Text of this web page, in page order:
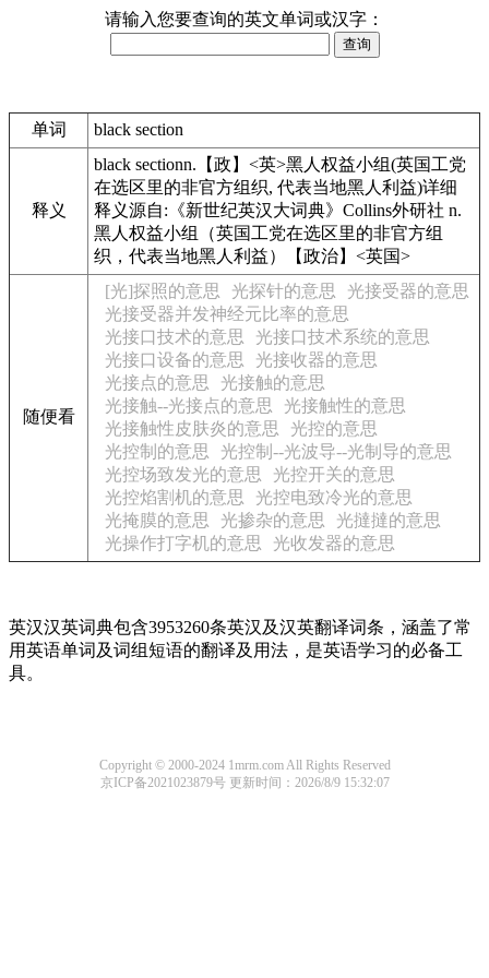
请输入您要查询的英文单词或汉字：
单词 black section
释义
black sectionn.【政】<英>黑人权益小组(英国工党
在选区里的非官方组织, 代表当地黑人利益)详细
释义源自:《新世纪英汉大词典》Collins外研社 n.
黑人权益小组（英国工党在选区里的非官方组
织，代表当地黑人利益）【政治】<英国>
随便看
[光]探照的意思 光探针的意思
光接受器的意思
光接受器并发神经元比率的意思
光接口技术的意思
光接口技术系统的意思
光接口设备的意思
光接收器的意思
光接点的意思
光接触的意思
光接触--光接点的意思
光接触性的意思
光接触性皮肤炎的意思
光控的意思
光控制的意思
光控制--光波导--光制导的意思
光控场致发光的意思
光控开关的意思
光控焰割机的意思
光控电致冷光的意思
光掩膜的意思
光掺杂的意思
光撻撻的意思
光操作打字机的意思
光收发器的意思
英汉汉英词典包含3953260条英汉及汉英翻译词条，涵盖了常
用英语单词及词组短语的翻译及用法，是英语学习的必备工
具。
Copyright © 2000-2024 1mrm.com All Rights Reserved
京ICP备2021023879号 更新时间：2026/8/9 15:32:07